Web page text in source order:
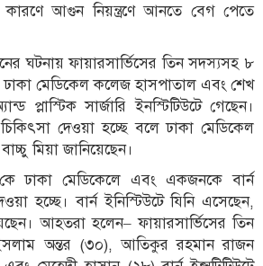
আগুন নিয়ন্ত্রণে আনতে বেগ পেতে
ঘটনায় ফায়ারসার্ভিসের তিন সদস্যসহ ৮
মেডিকেল কলেজ হাসপাতাল এবং শেখ
প্লাস্টিক সার্জারি ইনস্টিটিউটে গেছেন।
দেওয়া হচ্ছে বলে ঢাকা মেডিকেল
মিয়া জানিয়েছেন।
ঢাকা মেডিকেলে এবং একজনকে বার্ন
হচ্ছে। বার্ন ইনিস্টিউটে যিনি এসেছেন,
আহতরা হলেন– ফায়ারসার্ভিসের তিন
অন্তর (৩০), আতিকুর রহমান রাজন